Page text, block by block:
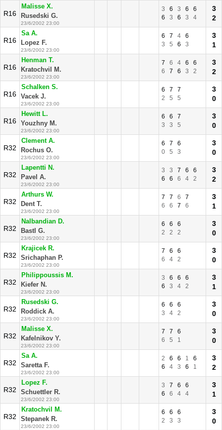
R16
Malisse X.
Rusedski G.
23/6/2002 23:00
3 6 3 6
6
6
3 6 3 4
3
2
R16
Sa A.
Lopez F.
23/6/2002 23:00
6 7 4
6
3
5 6 3
3
1
R16
Henman T.
Kratochvil M.
23/6/2002 23:00
7 6 4 6
6
6
7 6 3 2
3
2
R16
Schalken S.
Vacek J.
23/6/2002 23:00
6 7
7
2
5 5
3
0
R16
Hewitt L.
Youzhny M.
23/6/2002 23:00
6 6
7
3
3 5
3
0
R32
Clement A.
Rochus O.
23/6/2002 23:00
6 7
6
0
5 3
3
0
R32
Lapentti N.
Pavel A.
23/6/2002 23:00
3 3 7 6
6
6
6 6 4 2
3
2
R32
Arthurs W.
Dent T.
23/6/2002 23:00
7 7 6
7
6
6 7 6
3
1
R32
Nalbandian D.
Bastl G.
23/6/2002 23:00
6 6
6
2
2 2
3
0
R32
Krajicek R.
Srichaphan P.
23/6/2002 23:00
7 6
6
6
4 2
3
0
R32
Philippoussis M.
Kiefer N.
23/6/2002 23:00
3 6 6
6
6
3 4 2
3
1
R32
Rusedski G.
Roddick A.
23/6/2002 23:00
6 6
6
3
4 2
3
0
R32
Malisse X.
Kafelnikov Y.
23/6/2002 23:00
7 7
6
6
5 1
3
0
R32
Sa A.
Saretta F.
23/6/2002 23:00
2 6 6 1
6
6
4 3 6 1
3
2
R32
Lopez F.
Schuettler R.
23/6/2002 23:00
3 7 6
6
6
6 4 4
3
1
R32
Kratochvil M.
Stepanek R.
23/6/2002 23:00
6 6
6
2
3 3
3
0